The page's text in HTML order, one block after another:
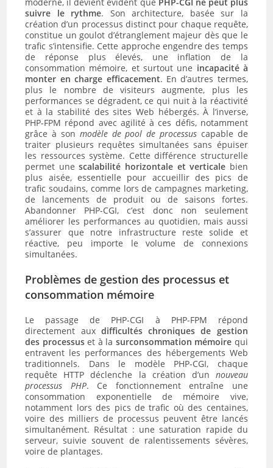
suivre le rythme. Son architecture, basée sur la
création d’un processus distinct pour chaque requête,
constitue un goulot d’étranglement majeur dès que le
trafic s’intensifie. Cette approche engendre des temps
de réponse plus élevés, une inflation de la
consommation mémoire, et surtout une incapacité à
monter en charge efficacement. En d’autres termes,
plus le nombre de visiteurs augmente, plus les
performances se dégradent, ce qui nuit à la réactivité
et à la stabilité des sites Web hébergés. À l’inverse,
PHP-FPM répond avec agilité à ces défis, notamment
grâce à son modèle de pool de processus capable de
traiter plusieurs requêtes simultanées sans épuiser
les ressources système. Cette différence structurelle
permet unescalabilité horizontale et verticale bien
plus aisée, essentielle pour accueillir des pics de
trafic soudains, comme lors de campagnes marketing,
de lancements de produit ou de saisons fortes.
Abandonner PHP-CGI, c’est donc non seulement
améliorer les performances au quotidien, mais aussi
s’assurer que notre infrastructure reste solide et
réactive, peu importe le volume de connexions
simultanées.
Problèmes de gestion des processus et
consommation mémoire
Le passage de PHP-CGI à PHP-FPM répond
directement aux difficultés chroniques de gestion
des processuset à la surconsommation mémoire qui
entravent les performances des hébergements Web
traditionnels. Dans le modèle PHP-CGI, chaque
requête HTTP déclenche la création d’un nouveau
processus PHP. Ce fonctionnement entraîne une
consommation exponentielle de mémoire vive,
notamment lors des pics de trafic où des centaines,
voire des milliers de processus peuvent être lancés
simultanément. Résultat : une saturation rapide du
serveur, suivie souvent de ralentissements sévères,
voire de plantages.